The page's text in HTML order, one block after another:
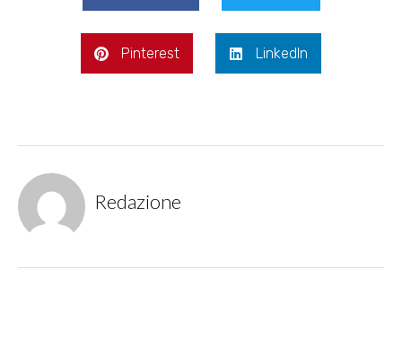
Pinterest LinkedIn
Redazione